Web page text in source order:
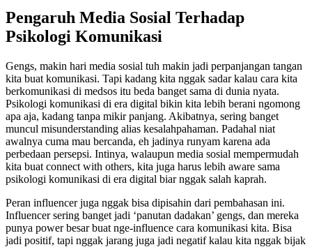
Pengaruh Media Sosial Terhadap
Psikologi Komunikasi
Gengs, makin hari media sosial tuh makin jadi perpanjangan tangan
kita buat komunikasi. Tapi kadang kita nggak sadar kalau cara kita
berkomunikasi di medsos itu beda banget sama di dunia nyata.
Psikologi komunikasi di era digital bikin kita lebih berani ngomong
apa aja, kadang tanpa mikir panjang. Akibatnya, sering banget
muncul misunderstanding alias kesalahpahaman. Padahal niat
awalnya cuma mau bercanda, eh jadinya runyam karena ada
perbedaan persepsi. Intinya, walaupun media sosial mempermudah
kita buat connect with others, kita juga harus lebih aware sama
psikologi komunikasi di era digital biar nggak salah kaprah.
Peran influencer juga nggak bisa dipisahin dari pembahasan ini.
Influencer sering banget jadi ‘panutan dadakan’ gengs, dan mereka
punya power besar buat nge-influence cara komunikasi kita. Bisa
jadi positif, tapi nggak jarang juga jadi negatif kalau kita nggak bijak